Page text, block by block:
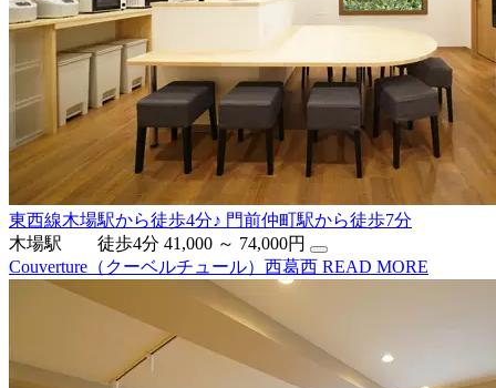
東西線木場駅から徒歩4分♪ 門前仲町駅から徒歩7分
木場駅 徒歩4分 41,000 ～ 74,000円
Couverture（クーベルチュール）西葛西 READ MORE